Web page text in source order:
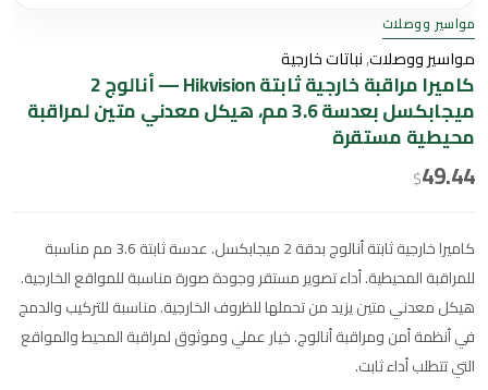
مواسير ووصلات
مواسير ووصلات,نباتات خارجية
كاميرا مراقبة خارجية ثابتة Hikvision — أنالوج 2
ميجابكسل بعدسة 3.6 مم، هيكل معدني متين لمراقبة
محيطية مستقرة
$49.44
كاميرا خارجية ثابتة أنالوج بدقة 2 ميجابكسل. عدسة ثابتة 3.6 مم مناسبة
للمراقبة المحيطية. أداء تصوير مستقر وجودة صورة مناسبة للمواقع الخارجية.
هيكل معدني متين يزيد من تحملها للظروف الخارجية. مناسبة للتركيب والدمج
في أنظمة أمن ومراقبة أنالوج. خيار عملي وموثوق لمراقبة المحيط والمواقع
التي تتطلب أداء ثابت.